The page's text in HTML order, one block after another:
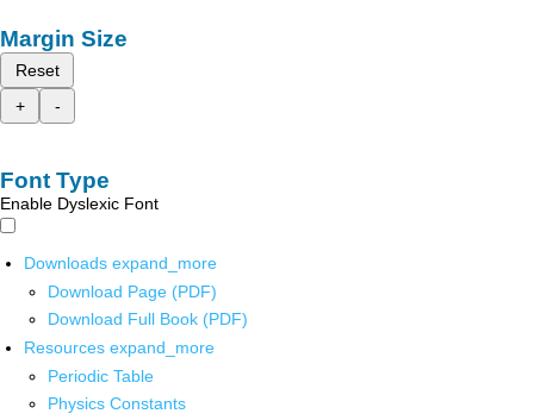
Margin Size
Reset
+
-
Font Type
Enable Dyslexic Font
Downloads expand_more
Download Page (PDF)
Download Full Book (PDF)
Resources expand_more
Periodic Table
Physics Constants